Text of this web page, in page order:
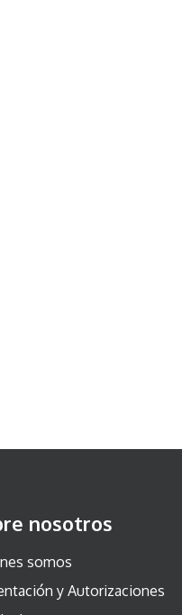
nosotros
somos
y Autorizaciones